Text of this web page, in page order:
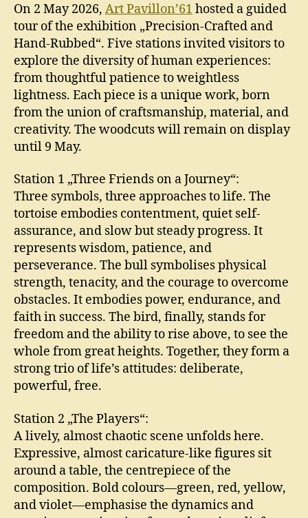
On 2 May 2026, Art Pavillon’61 hosted a guided
tour of the exhibition „Precision-Crafted and
Hand-Rubbed“. Five stations invited visitors to
explore the diversity of human experiences:
from thoughtful patience to weightless
lightness. Each piece is a unique work, born
from the union of craftsmanship, material, and
creativity. The woodcuts will remain on display
until 9 May.
Station 1 „Three Friends on a Journey“:
Three symbols, three approaches to life. The
tortoise embodies contentment, quiet self-
assurance, and slow but steady progress. It
represents wisdom, patience, and
perseverance. The bull symbolises physical
strength, tenacity, and the courage to overcome
obstacles. It embodies power, endurance, and
faith in success. The bird, finally, stands for
freedom and the ability to rise above, to see the
whole from great heights. Together, they form a
strong trio of life’s attitudes: deliberate,
powerful, free.
Station 2 „The Players“:
A lively, almost chaotic scene unfolds here.
Expressive, almost caricature-like figures sit
around a table, the centrepiece of the
composition. Bold colours—green, red, yellow,
and violet—emphasise the dynamics and